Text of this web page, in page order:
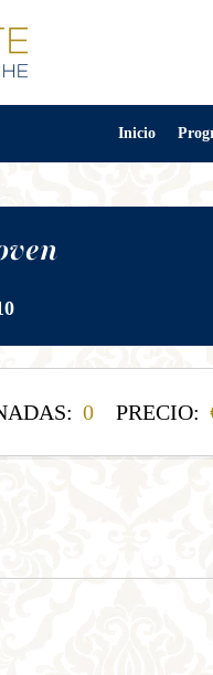
Inicio
0 PRECIO: